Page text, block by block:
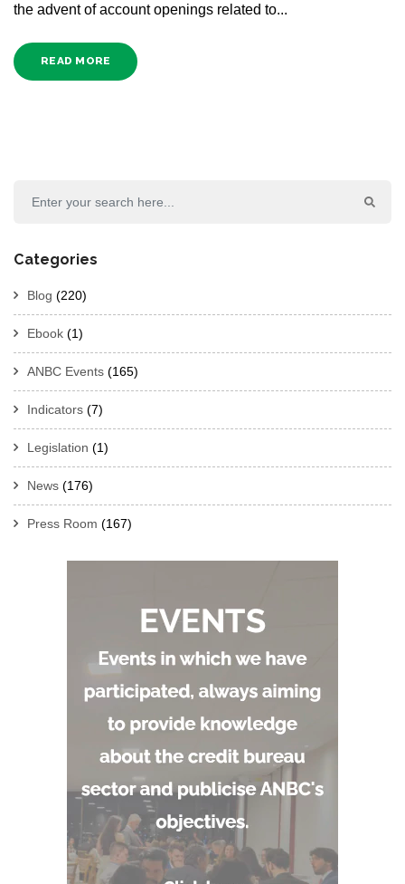
the advent of account openings related to...
READ MORE
Categories
Blog (220)
Ebook (1)
ANBC Events (165)
Indicators (7)
Legislation (1)
News (176)
Press Room (167)